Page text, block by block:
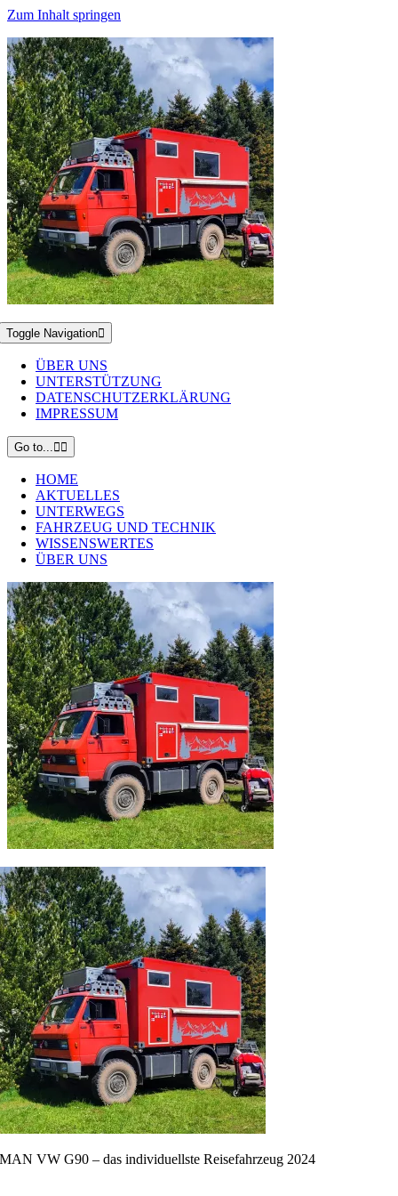
Zum Inhalt springen
Toggle Navigation
ÜBER UNS
UNTERSTÜTZUNG
DATENSCHUTZERKLÄRUNG
IMPRESSUM
Go to...
HOME
AKTUELLES
UNTERWEGS
FAHRZEUG UND TECHNIK
WISSENSWERTES
ÜBER UNS
MAN VW G90 – das individuellste Reisefahrzeug 2024